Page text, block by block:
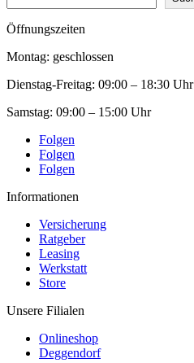
Öffnungszeiten
Montag: geschlossen
Dienstag-Freitag: 09:00 – 18:30 Uhr
Samstag: 09:00 – 15:00 Uhr
Folgen
Folgen
Folgen
Informationen
Versicherung
Ratgeber
Leasing
Werkstatt
Store
Unsere Filialen
Onlineshop
Deggendorf